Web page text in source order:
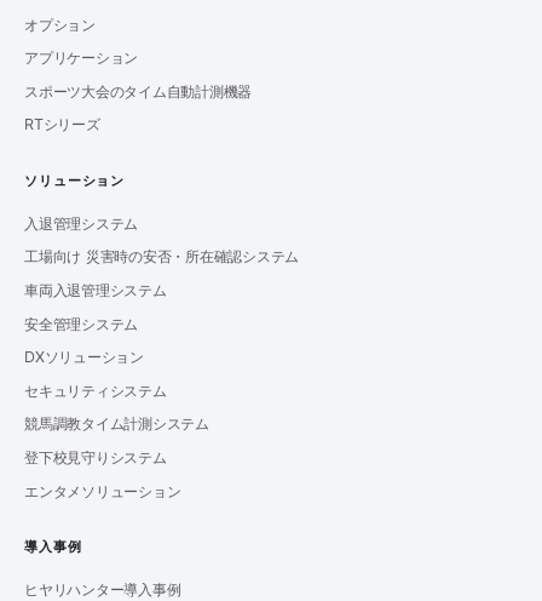
オプション
アプリケーション
スポーツ大会のタイム自動計測機器
RTシリーズ
ソリューション
入退管理システム
工場向け 災害時の安否・所在確認システム
車両入退管理システム
安全管理システム
DXソリューション
セキュリティシステム
競馬調教タイム計測システム
登下校見守りシステム
エンタメソリューション
導入事例
ヒヤリハンター導入事例